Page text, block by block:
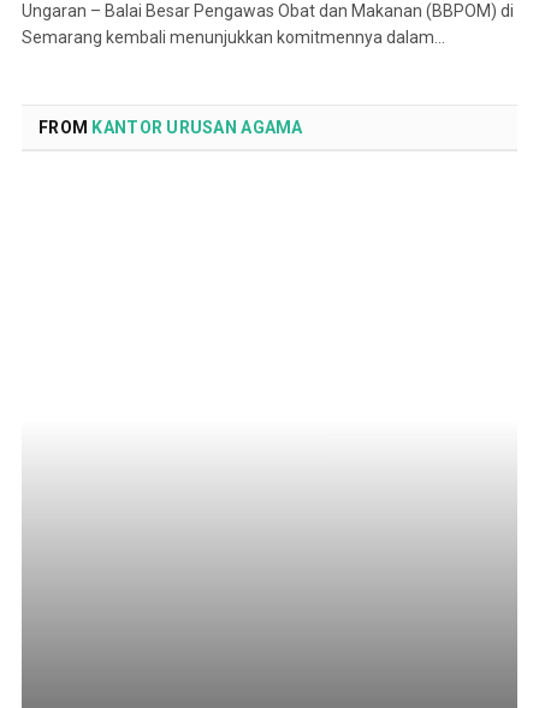
Ungaran – Balai Besar Pengawas Obat dan Makanan (BBPOM) di
Semarang kembali menunjukkan komitmennya dalam…
FROM KANTOR URUSAN AGAMA